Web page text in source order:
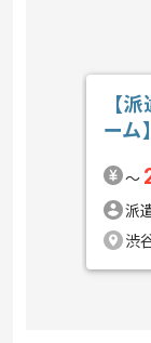
【
ーム
〜
派
渋